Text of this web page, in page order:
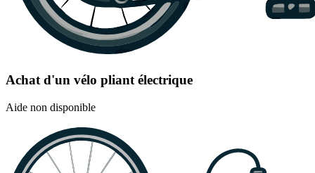
Achat d'un vélo pliant électrique
Aide non disponible